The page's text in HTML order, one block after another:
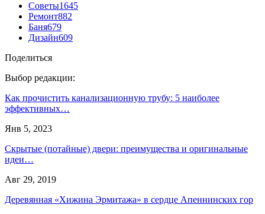
Советы1645
Ремонт882
Баня679
Дизайн609
Поделиться
Выбор редакции:
Как прочистить канализационную трубу: 5 наиболее
эффективных…
Янв 5, 2023
Скрытые (потайные) двери: преимущества и оригинальные
идеи…
Авг 29, 2019
Деревянная «Хижина Эрмитажа» в сердце Апеннинских гор